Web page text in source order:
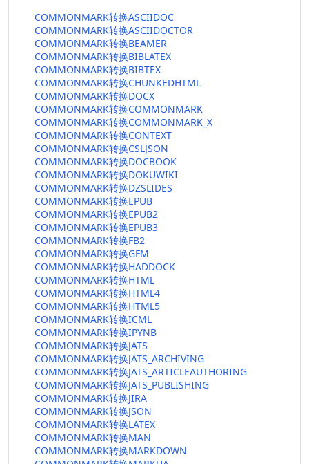
COMMONMARK转换ASCIIDOC
COMMONMARK转换ASCIIDOCTOR
COMMONMARK转换BEAMER
COMMONMARK转换BIBLATEX
COMMONMARK转换BIBTEX
COMMONMARK转换CHUNKEDHTML
COMMONMARK转换DOCX
COMMONMARK转换COMMONMARK
COMMONMARK转换COMMONMARK_X
COMMONMARK转换CONTEXT
COMMONMARK转换CSLJSON
COMMONMARK转换DOCBOOK
COMMONMARK转换DOKUWIKI
COMMONMARK转换DZSLIDES
COMMONMARK转换EPUB
COMMONMARK转换EPUB2
COMMONMARK转换EPUB3
COMMONMARK转换FB2
COMMONMARK转换GFM
COMMONMARK转换HADDOCK
COMMONMARK转换HTML
COMMONMARK转换HTML4
COMMONMARK转换HTML5
COMMONMARK转换ICML
COMMONMARK转换IPYNB
COMMONMARK转换JATS
COMMONMARK转换JATS_ARCHIVING
COMMONMARK转换JATS_ARTICLEAUTHORING
COMMONMARK转换JATS_PUBLISHING
COMMONMARK转换JIRA
COMMONMARK转换JSON
COMMONMARK转换LATEX
COMMONMARK转换MAN
COMMONMARK转换MARKDOWN